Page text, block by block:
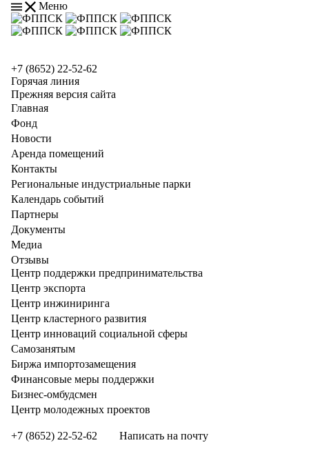
Меню
+7 (8652) 22-52-62
Горячая линия
Прежняя версия сайта
Главная
Фонд
Новости
Аренда помещений
Контакты
Региональные индустриальные парки
Календарь событий
Партнеры
Документы
Медиа
Отзывы
Центр поддержки предпринимательства
Центр экспорта
Центр инжиниринга
Центр кластерного развития
Центр инноваций социальной сферы
Cамозанятым
Биржа импортозамещения
Финансовые меры поддержки
Бизнес-омбудсмен
Центр молодежных проектов
+7 (8652) 22-52-62 Написать на почту